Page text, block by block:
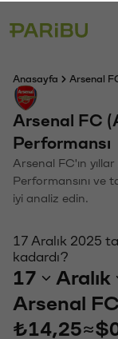
Anasayfa Arsenal
Arsenal FC
Performansı
Arsenal FC'ın
Performansını ve
iyi analiz edin.
17 Aralık 2025
kadardı?
17 Aralık
Arsenal FC
₺14,25≈